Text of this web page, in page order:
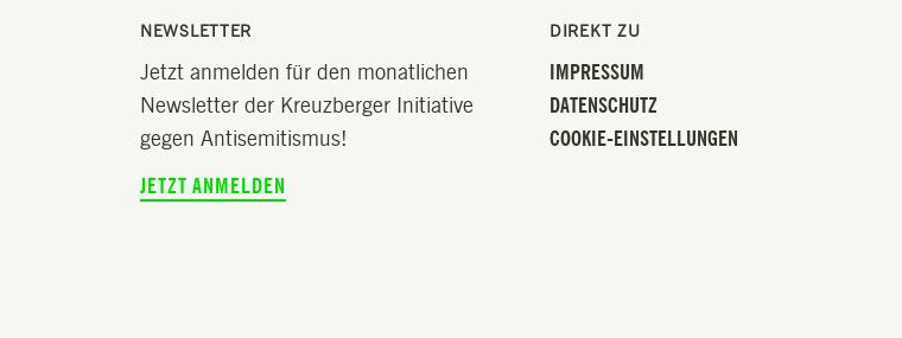
NEWSLETTER
Jetzt anmelden für den monatlichen
Newsletter der Kreuzberger Initiative
gegen Antisemitismus!
JETZT ANMELDEN
DIREKT ZU
IMPRESSUM
DATENSCHUTZ
COOKIE-EINSTELLUNGEN